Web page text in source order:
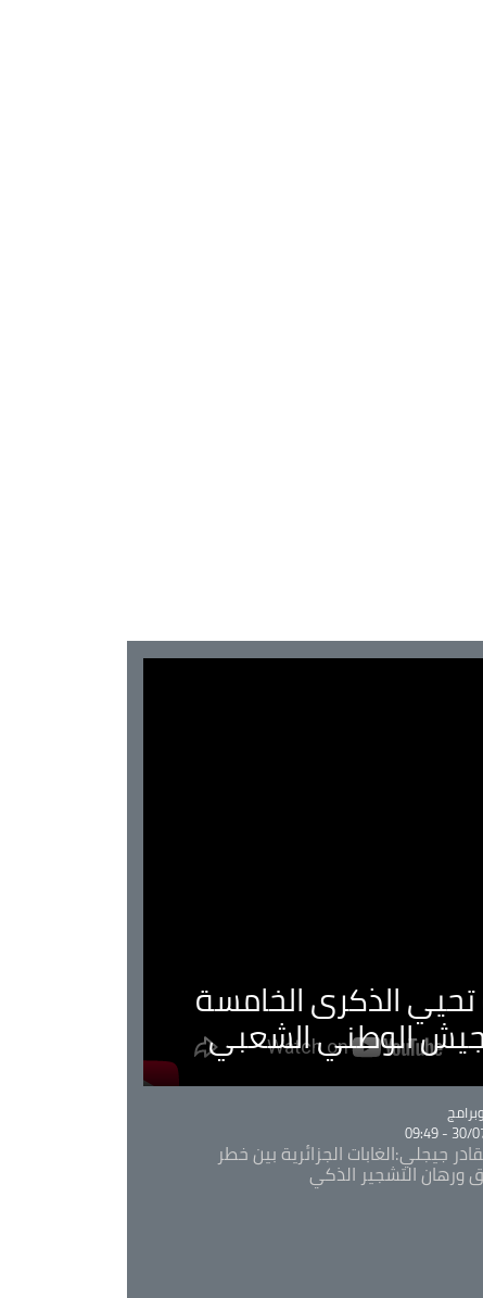
تحيي الذكرى الخامسة
الوطني الشعبي
30/07/
جيجلي:الغابات الجزائرية بين خطر
ورهان التشجير الذكي